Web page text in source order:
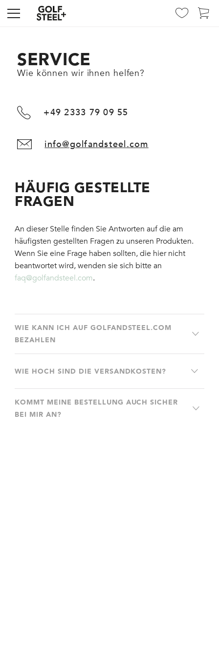
SERVICE
Wie können wir ihnen helfen?
+49 2333 79 09 55
info@golfandsteel.com
HÄUFIG GESTELLTE
FRAGEN
An dieser Stelle finden Sie Antworten auf die am
häufigsten gestellten Fragen zu unseren Produkten.
Wenn Sie eine Frage haben sollten, die hier nicht
beantwortet wird, wenden sie sich bitte an
faq@golfandsteel.com.
WIE KANN ICH AUF GOLFANDSTEEL.COM
BEZAHLEN
WIE HOCH SIND DIE VERSANDKOSTEN?
KOMMT MEINE BESTELLUNG AUCH SICHER
BEI MIR AN?